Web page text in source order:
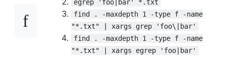
egrep 'foo|bar' *.txt
find . -maxdepth 1 -type f -name
"*.txt" | xargs grep 'foo\|bar'
find . -maxdepth 1 -type f -name
"*.txt" | xargs egrep 'foo|bar'